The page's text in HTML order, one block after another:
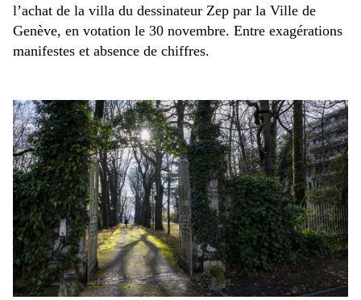
l’achat de la villa du dessinateur Zep par la Ville de
Genève, en votation le 30 novembre. Entre exagérations
manifestes et absence de chiffres.